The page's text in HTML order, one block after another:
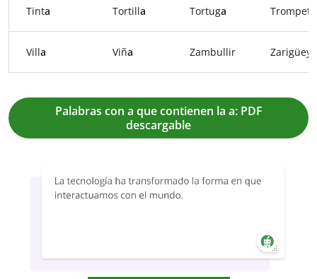
Tinta Tortilla Tortuga Trompet
Villa Viña Zambullir Zarigüey
Palabras con a que contienen la a: PDF
descargable